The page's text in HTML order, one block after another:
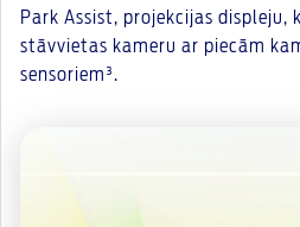
Park Assist, projekcijas displeju,
stāvvietas kameru ar piecām
sensoriem³.